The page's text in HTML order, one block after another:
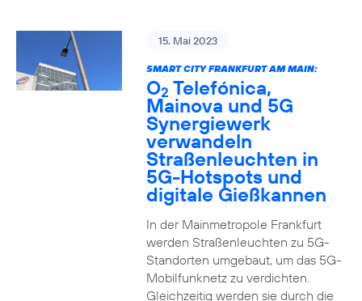
15. Mai 2023
SMART CITY FRANKFURT AM MAIN:
O2 Telefónica,
Mainova und 5G
Synergiewerk
verwandeln
Straßenleuchten in
5G-Hotspots und
digitale Gießkannen
In der Mainmetropole Frankfurt
werden Straßenleuchten zu 5G-
Standorten umgebaut, um das 5G-
Mobilfunknetz zu verdichten.
Gleichzeitig werden sie durch die